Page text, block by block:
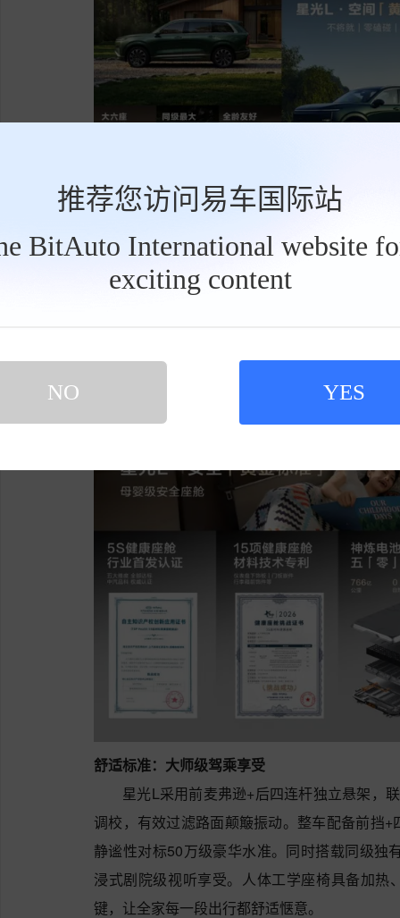
推荐您访问易车国际站
BitAuto International website
exciting content
NO YES
续航标准：零焦虑出行体验
是日常代步还是长途自驾，都能轻松应对，实
舒适标准：大师级驾乘享受
星光L采用前麦弗逊+后四连杆独立悬架，
调校，有效过滤路面颠簸振动。整车配备前挡
静谧性对标50万级豪华水准。同时搭载同级独
浸式剧院级视听享受。人体工学座椅具备加
键，让全家每一段出行都舒适惬意。